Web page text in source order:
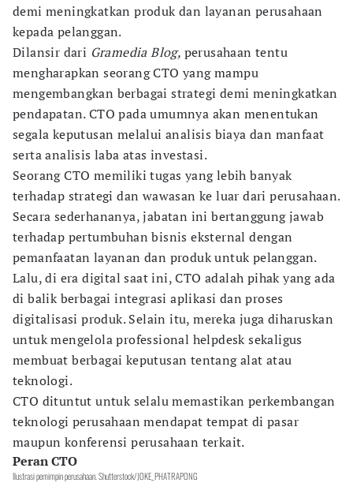
demi meningkatkan produk dan layanan perusahaan
kepada pelanggan.
Dilansir dari Gramedia Blog, perusahaan tentu
mengharapkan seorang CTO yang mampu
mengembangkan berbagai strategi demi meningkatkan
pendapatan. CTO pada umumnya akan menentukan
segala keputusan melalui analisis biaya dan manfaat
serta analisis laba atas investasi.
Seorang CTO memiliki tugas yang lebih banyak
terhadap strategi dan wawasan ke luar dari perusahaan.
Secara sederhananya, jabatan ini bertanggung jawab
terhadap pertumbuhan bisnis eksternal dengan
pemanfaatan layanan dan produk untuk pelanggan.
Lalu, di era digital saat ini, CTO adalah pihak yang ada
di balik berbagai integrasi aplikasi dan proses
digitalisasi produk. Selain itu, mereka juga diharuskan
untuk mengelola professional helpdesk sekaligus
membuat berbagai keputusan tentang alat atau
teknologi.
CTO dituntut untuk selalu memastikan perkembangan
teknologi perusahaan mendapat tempat di pasar
maupun konferensi perusahaan terkait.
Peran CTO
Ilustrasi pemimpin perusahaan. Shutterstock/JOKE_PHATRAPONG